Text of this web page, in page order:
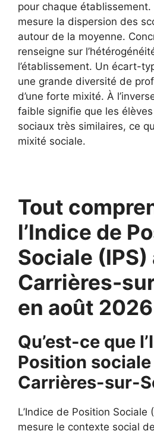
pour chaque
mesure la dispersion des
autour de la moyenne.
renseigne sur
l’établissement. Un écart-
une grande diversité de
d’une forte mixité. À
faible signifie que les
sociaux très similaires, ce
mixité sociale.
Tout
l’Indice de
Sociale (IPS)
Carrières-
en août 2026
Qu’est-ce que
Position sociale
Carrières-sur-
L’Indice de Position Sociale
mesure le contexte social